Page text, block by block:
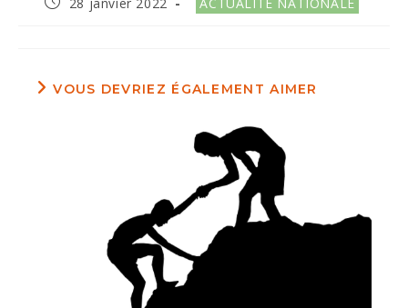
category:
VOUS DEVRIEZ ÉGALEMENT AIMER